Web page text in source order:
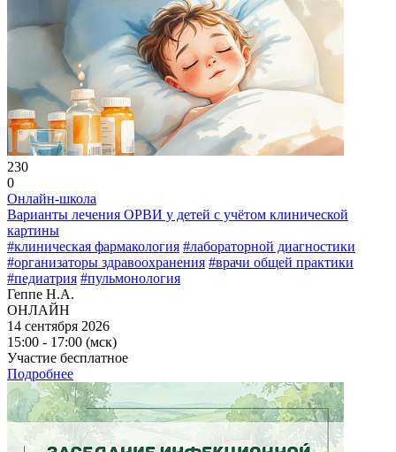
230
0
Онлайн-школа
Варианты лечения ОРВИ у детей с учётом клинической
картины
#клиническая фармакология #лабораторной диагностики
#организаторы здравоохранения #врачи общей практики
#педиатрия #пульмонология
Геппе Н.А.
ОНЛАЙН
14 сентября 2026
15:00 - 17:00 (мск)
Участие бесплатное
Подробнее